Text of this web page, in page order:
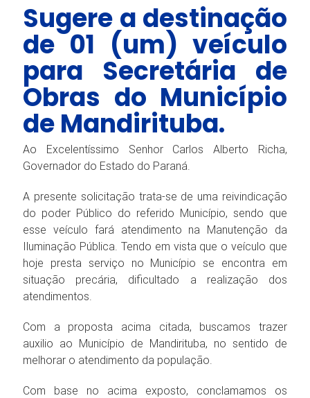
Sugere a destinação
de 01 (um) veículo
para Secretária de
Obras do Município
de Mandirituba.
Ao Excelentíssimo Senhor Carlos Alberto Richa,
Governador do Estado do Paraná.
A presente solicitação trata-se de uma reivindicação
do poder Público do referido Município, sendo que
esse veículo fará atendimento na Manutenção da
Iluminação Pública. Tendo em vista que o veículo que
hoje presta serviço no Município se encontra em
situação precária, dificultado a realização dos
atendimentos.
Com a proposta acima citada, buscamos trazer
auxilio ao Município de Mandirituba, no sentido de
melhorar o atendimento da população.
Com base no acima exposto, conclamamos os